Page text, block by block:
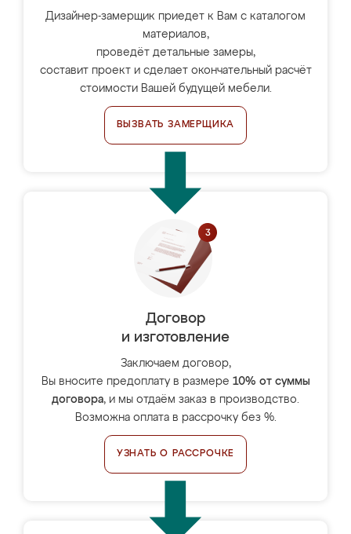
Дизайнер-замерщик приедет к Вам с каталогом
материалов,
проведёт детальные замеры,
составит проект и сделает окончательный расчёт
стоимости Вашей будущей мебели.
ВЫЗВАТЬ ЗАМЕРЩИКА
Договор
и изготовление
Заключаем договор,
Вы вносите предоплату в размере 10% от суммы
договора, и мы отдаём заказ в производство.
Возможна оплата в рассрочку без %.
УЗНАТЬ О РАССРОЧКЕ